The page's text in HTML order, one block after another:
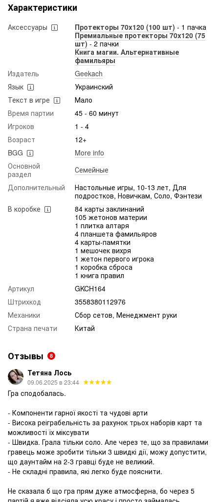
Характеристики
Аксессуары Протекторы 70x120 (100 шт) - 1 пачка
Премиальные протекторы 70x120 (75
шт)- 2 пачки
Книга магии. Альтернативные
фамильяры
Издатель
Geekach
Язык
Украинский
Текст в игре
Мало
Время партии
45 - 60 минут
Игроков
1 - 4
Возраст
12+
BGG
More info
Основной
раздел
Семейные
Дополнительный
Настольные игры, 10-13 лет, Для
подростков, Новичкам, Соло, Фэнтези
В коробке
84 карты заклинаний
105 жетонов материи
1 плитка алтаря
4 планшета фамильяров
4 карты-памятки
1 мешочек вихря
1 жетон первого игрока
1 коробка сброса
1 книга правил
Артикул
GKCH164
Штрихкод
3558380112976
Механики
Сбор сетов, Менеджмент руки
Страна печати
Китай
Отзывы 8
Тетяна Лось
09.06.2025 в 23:44
Гра сподобалась.
- Компоненти гарної якості та чудові арти
- Висока реіграбельність за рахунок трьох наборів карт та
можливості їх міксувати
- Швидка. Грала тільки соло. Але через те, що за правилами
гравець може зробити тільки 3 швидкі дії, можу допустити,
що даунтайм на 2-3 гравці буде не великий.
- Не складні правила, які легко буде пояснити.
Не сказала б що гра прям дуже атмосферна, бо через 5